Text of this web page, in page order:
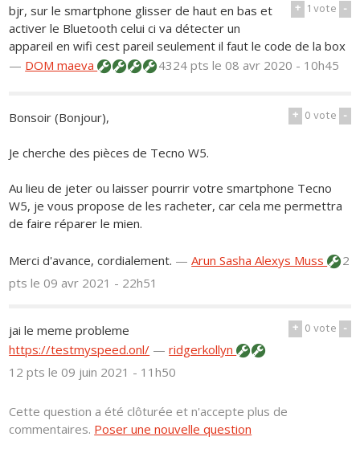
+ 1vote -
bjr, sur le smartphone glisser de haut en bas et
activer le Bluetooth celui ci va détecter un
appareil en wifi cest pareil seulement il faut le code de la box
— DOM maeva 4324 ptsle 08 avr 2020 - 10h45
+ 0vote -
Bonsoir (Bonjour),
Je cherche des pièces de Tecno W5.
Au lieu de jeter ou laisser pourrir votre smartphone Tecno
W5, je vous propose de les racheter, car cela me permettra
de faire réparer le mien.
Merci d'avance, cordialement. —Arun Sasha Alexys Muss
2
ptsle 09 avr 2021 - 22h51
+ 0vote -
jai le meme probleme
https://testmyspeed.onl/ —ridgerkollyn
12 ptsle 09 juin 2021 - 11h50
Cette question a été clôturée et n'accepte plus de
commentaires. Poser une nouvelle question